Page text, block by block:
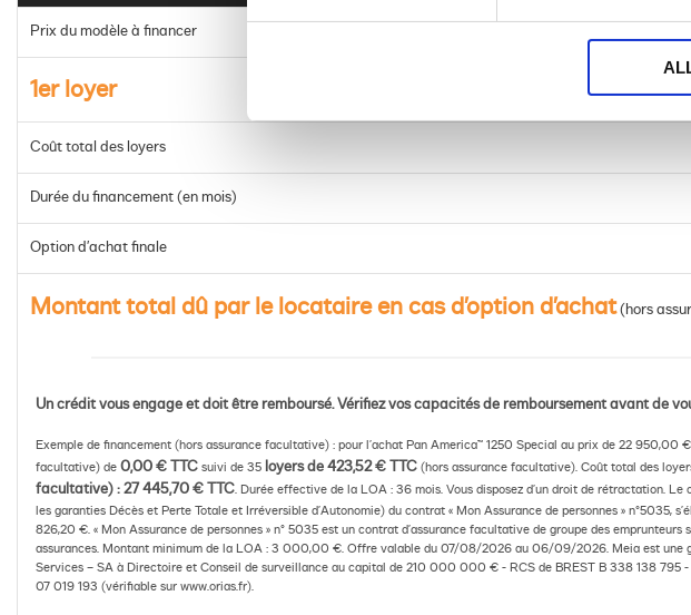
Prix du modèle à financer
1er loyer
Coût total des loyers
Durée du financement (en mois)
Option d’achat finale
Montant total dû par le locataire en cas d’option d’achat(hors
Un crédit vous engage et doit être remboursé. Vérifiez vos capacités de remboursement avant de
Exemple de financement (hors assurance facultative) : pour l’achat Pan America™ 1250 Special au prix de 22
facultative) de 0,00 € TTC suivi de 35 loyers de 423,52 € TTC (hors assurance facultative). Coût total des
facultative) : 27 445,70 € TTC . Durée effective de la LOA : 36 mois. Vous disposez d’un droit de rétractation.
les garanties Décès et Perte Totale et Irréversible d’Autonomie) du contrat « Mon Assurance de personnes » n°5035,
826,20 €. « Mon Assurance de personnes » n° 5035 est un contrat d’assurance facultative de groupe des
assurances. Montant minimum de la LOA : 3 000,00 €. Offre valable du 07/08/2026 au 06/09/2026. Meia est une
Services – SA à Directoire et Conseil de surveillance au capital de 210 000 000 € - RCS de BREST B 338 138 795 -
07 019 193 (vérifiable sur www.orias.fr).